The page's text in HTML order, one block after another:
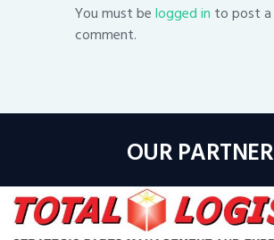
You must belogged in to post a
comment.
OUR PARTNER